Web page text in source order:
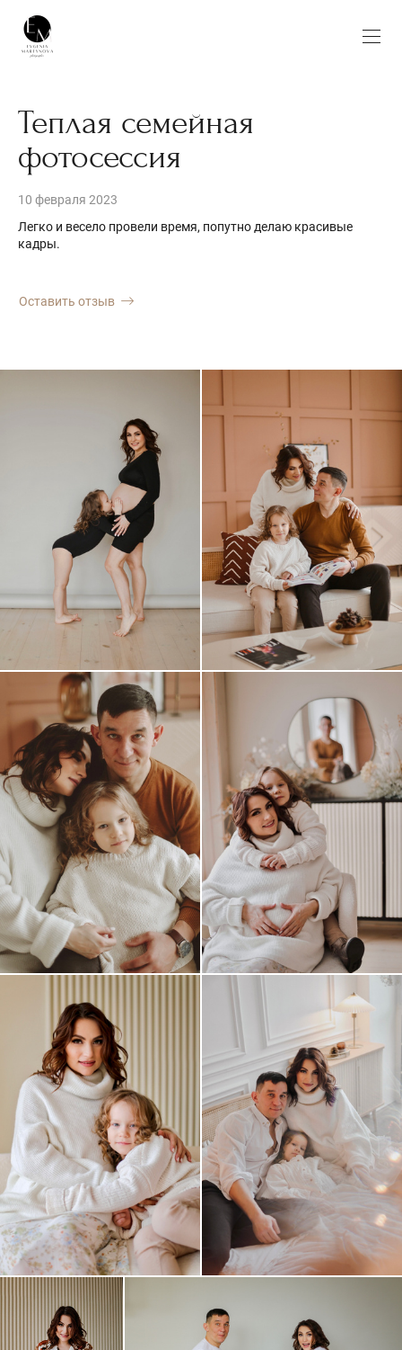
Теплая семейная
фотосессия
10 февраля 2023
Легко и весело провели время, попутно делаю красивые
кадры.
Оставить отзыв